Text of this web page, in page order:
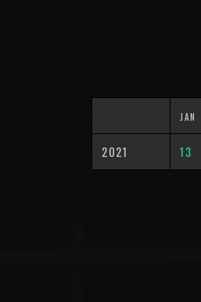
JAN
2021 13